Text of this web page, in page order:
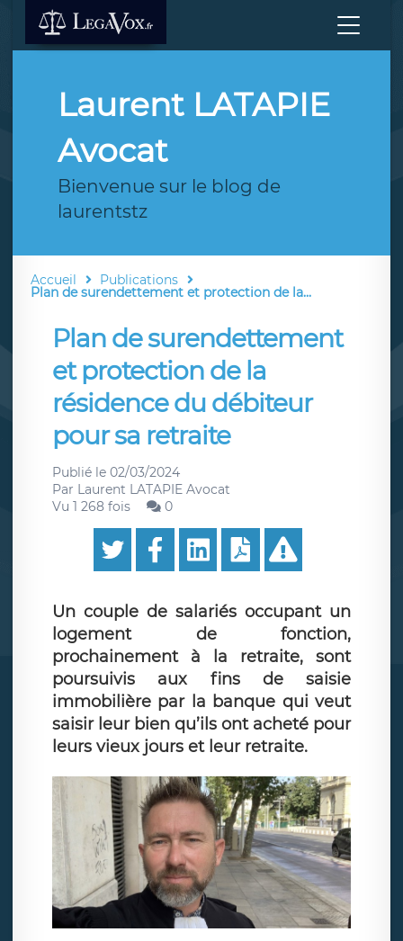
Laurent LATAPIE
Avocat
Bienvenue sur le blog de
laurentstz
Accueil Publications
Plan de surendettement et protection de la...
Plan de surendettement
et protection de la
résidence du débiteur
pour sa retraite
Publié le 02/03/2024
Par Laurent LATAPIE Avocat
Vu 1 268 fois
0
Un couple de salariés occupant un
logement de fonction,
prochainement à la retraite, sont
poursuivis aux fins de saisie
immobilière par la banque qui veut
saisir leur bien qu’ils ont acheté pour
leurs vieux jours et leur retraite.